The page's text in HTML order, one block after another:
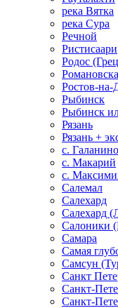
река Вятка
река Сура
Речной
Ристисаари
Родос
Ростов-на-
Рыбинск
Рыбинск
Рязань
Рязань +
с. Галанино
с. Макарий
с.
Салемал
Салехард
Салехард
Салоники
Самара
Самая
Самсун
Санкт
Санкт-
Санкт-